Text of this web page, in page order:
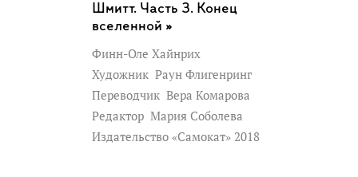
Шмитт. Часть 3. Конец
вселенной »
Финн-Оле Хайнрих
Художник Раун Флигенринг
Переводчик Вера Комарова
Редактор Мария Соболева
Издательство «Самокат» 2018